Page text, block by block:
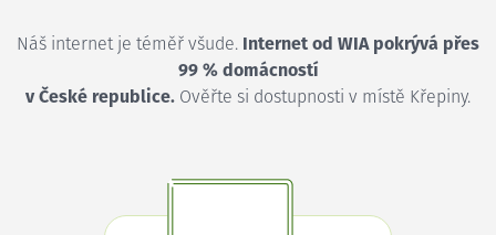
Náš internet je téměř všude. Internet od WIA pokrývá přes
99 % domácností
v České republice. Ověřte si dostupnosti v místě Křepiny.